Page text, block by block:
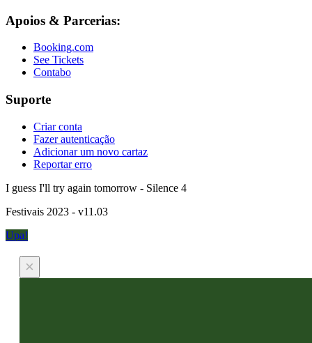
Apoios & Parcerias:
Booking.com
See Tickets
Contabo
Suporte
Criar conta
Fazer autenticação
Adicionar um novo cartaz
Reportar erro
I guess I'll try again tomorrow - Silence 4
Festivais 2023 - v11.03
Upa!
×